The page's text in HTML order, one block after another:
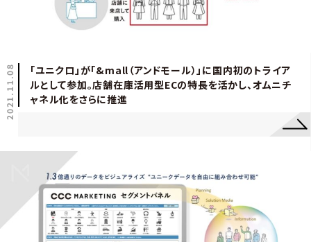
2021.11.08
「ユニクロ」が「&mall（アンドモール）」に国内初のトライア
ルとして参加。店舗在庫活用型ECの特長を活かし、オムニチ
ャネル化をさらに推進